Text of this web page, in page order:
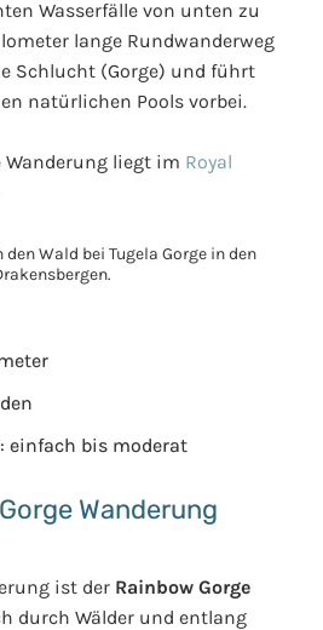
Wasserfälle von unten zu
lange Rundwanderweg
Schlucht (Gorge) und führt
natürlichen Pools vorbei.
Wanderung liegt im Royal
: einfach bis moderat
Wanderung
ist der Rainbow Gorge
durch Wälder und entlang